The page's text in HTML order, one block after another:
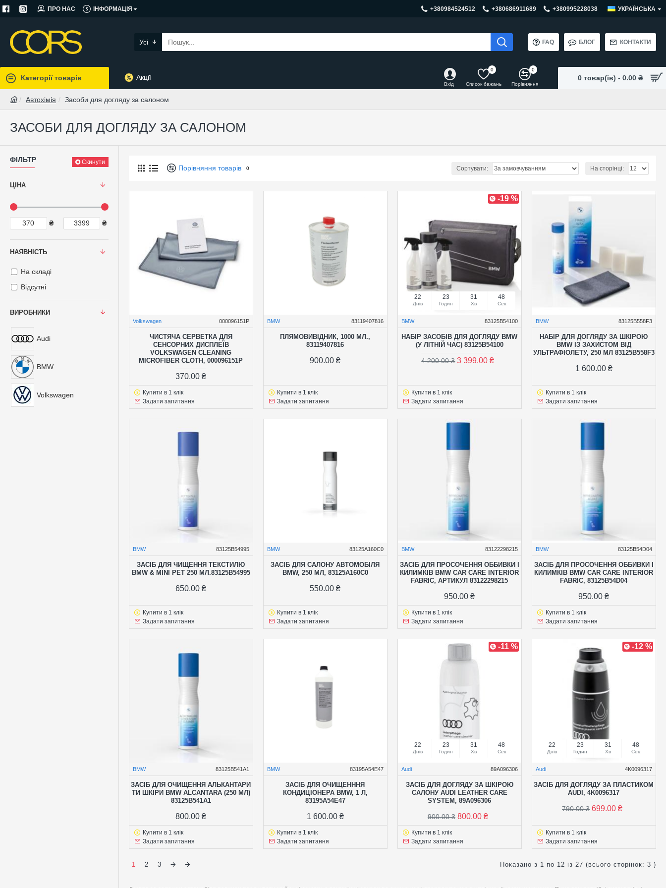
ПРО НАС ІНФОРМАЦІЯ +380984524512 +380686911689 +380995228038 УКРАЇНСЬКА
Усі FAQ БЛОГ КОНТАКТИ
Категорії товарів Акції
Вхід Список бажань
0
Порівняння
0
0 товар(ів) - 0.00 ₴
Автохімія Засоби для догляду за салоном
ЗАСОБИ ДЛЯ ДОГЛЯДУ ЗА САЛОНОМ
ФІЛЬТР Скинути
ЦІНА
₴ ₴
ВИРОБНИКИ
Audi
BMW
Volkswagen
НАЯВНІСТЬ
На складі
Відсутні
Порівняння товарів 0 Сортувати: На сторінці:
Volkswagen 000096151P
ЧИСТЯЧА СЕРВЕТКА ДЛЯ
СЕНСОРНИХ ДИСПЛЕЇВ
VOLKSWAGEN CLEANING
MICROFIBER CLOTH, 000096151P
370.00 ₴
Купити в 1 клік
Задати запитання
BMW 83119407816
ПЛЯМОВИВІДНИК, 1000 МЛ.,
83119407816
900.00 ₴
Купити в 1 клік
Задати запитання
-19 %
22
Днів
23
Годин
31
Хв
47
Сек
BMW 83125B54100
НАБІР ЗАСОБІВ ДЛЯ ДОГЛЯДУ BMW
(У ЛІТНІЙ ЧАС) 83125B54100
4 200.00 ₴ 3 399.00 ₴
Купити в 1 клік
Задати запитання
BMW 83125B558F3
НАБІР ДЛЯ ДОГЛЯДУ ЗА ШКІРОЮ
BMW ІЗ ЗАХИСТОМ ВІД
УЛЬТРАФІОЛЕТУ, 250 МЛ 83125B558F3
1 600.00 ₴
Купити в 1 клік
Задати запитання
BMW 83125B54995
ЗАСІБ ДЛЯ ЧИЩЕННЯ ТЕКСТИЛЮ
BMW & MINI PET 250 МЛ.83125B54995
650.00 ₴
Купити в 1 клік
Задати запитання
BMW 83125A160C0
ЗАСІБ ДЛЯ САЛОНУ АВТОМОБІЛЯ
BMW, 250 МЛ, 83125A160C0
550.00 ₴
Купити в 1 клік
Задати запитання
BMW 83122298215
ЗАСІБ ДЛЯ ПРОСОЧЕННЯ ОББИВКИ І
КИЛИМКІВ BMW CAR CARE INTERIOR
FABRIC, АРТИКУЛ 83122298215
950.00 ₴
Купити в 1 клік
Задати запитання
BMW 83125B54D04
ЗАСІБ ДЛЯ ПРОСОЧЕННЯ ОББИВКИ І
КИЛИМКІВ BMW CAR CARE INTERIOR
FABRIC, 83125B54D04
950.00 ₴
Купити в 1 клік
Задати запитання
BMW 83125B541A1
ЗАСІБ ДЛЯ ОЧИЩЕННЯ АЛЬКАНТАРИ
ТИ ШКІРИ BMW ALCANTARA (250 МЛ)
83125B541A1
800.00 ₴
Купити в 1 клік
Задати запитання
BMW 83195A54E47
ЗАСІБ ДЛЯ ОЧИЩЕНННЯ
КОНДИЦІОНЕРА BMW, 1 Л,
83195A54E47
1 600.00 ₴
Купити в 1 клік
Задати запитання
-11 %
22
Днів
23
Годин
31
Хв
47
Сек
Audi 89A096306
ЗАСІБ ДЛЯ ДОГЛЯДУ ЗА ШКІРОЮ
САЛОНУ AUDI LEATHER CARE
SYSTEM, 89A096306
900.00 ₴ 800.00 ₴
Купити в 1 клік
Задати запитання
-12 %
22
Днів
23
Годин
31
Хв
47
Сек
Audi 4K0096317
ЗАСІБ ДЛЯ ДОГЛЯДУ ЗА ПЛАСТИКОМ
AUDI, 4K0096317
790.00 ₴ 699.00 ₴
Купити в 1 клік
Задати запитання
1 2 3 Показано з 1 по 12 із 27 (всього сторінок: 3 )